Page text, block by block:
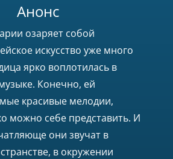
Анонс
озаряет собой
искусство уже много
ярко воплотилась в
Конечно, ей
красивые мелодии,
можно себе представить. И
они звучат в
в окружении